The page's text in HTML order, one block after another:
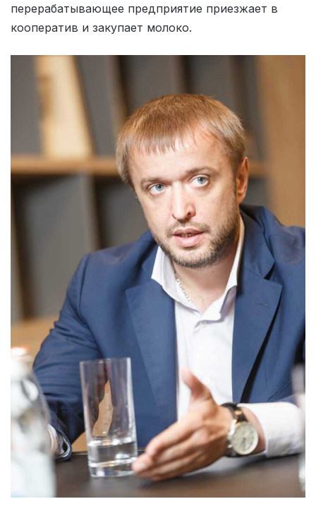
перерабатывающее предприятие приезжает в
кооператив и закупает молоко.